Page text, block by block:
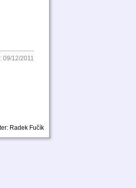
09/12/2011
Radek Fučík